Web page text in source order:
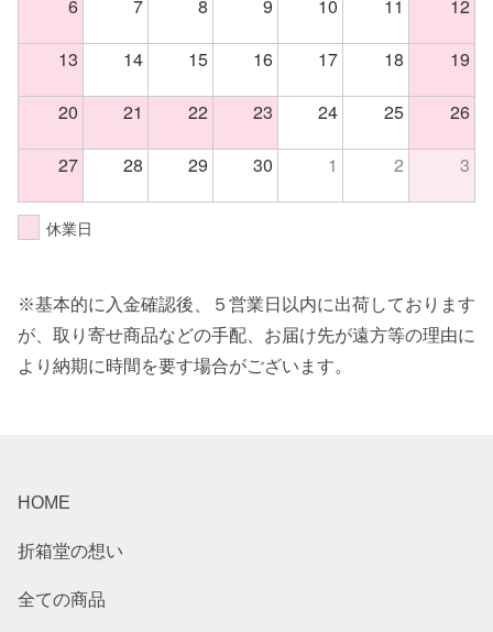
6 7 8 9 10 11 12
13 14 15 16 17 18 19
20 21 22 23 24 25 26
27 28 29 30 1 2 3
休業日
※基本的に入金確認後、５営業日以内に出荷しております
が、取り寄せ商品などの手配、お届け先が遠方等の理由に
より納期に時間を要す場合がございます。
HOME
折箱堂の想い
全ての商品